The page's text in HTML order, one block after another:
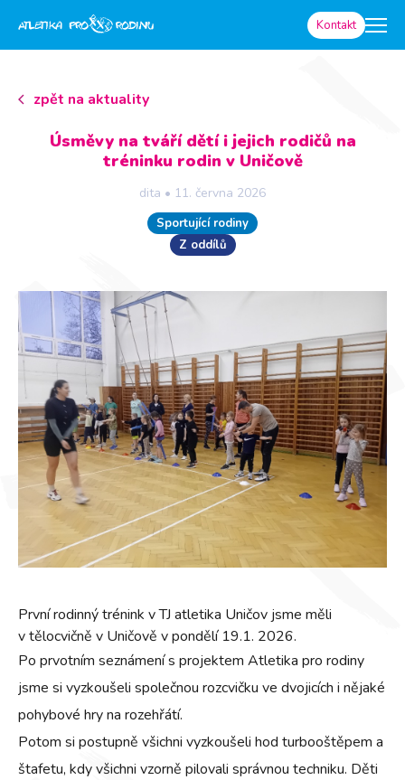
Kontakt
zpět na aktuality
Úsměvy na tváří dětí i jejich rodičů na
tréninku rodin v Uničově
dita • 11. června 2026
Sportující rodiny
Z oddílů
První rodinný trénink v TJ atletika Uničov jsme měli
v tělocvičně v Uničově v pondělí 19.1. 2026.
Po prvotním seznámení s projektem Atletika pro rodiny
jsme si vyzkoušeli společnou rozcvičku ve dvojicích i nějaké
pohybové hry na rozehřátí.
Potom si postupně všichni vyzkoušeli hod turbooštěpem a
štafetu, kdy všichni vzorně pilovali správnou techniku. Děti